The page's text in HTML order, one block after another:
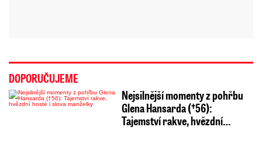
DOPORUČUJEME
Nejsilnější momenty z pohřbu
Glena Hansarda (†56):
Tajemství rakve, hvězdní…